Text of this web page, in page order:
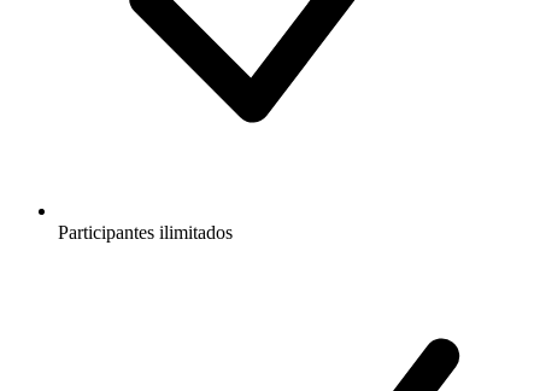
Participantes ilimitados